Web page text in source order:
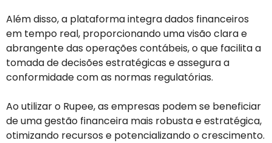
Além disso, a plataforma integra dados financeiros
em tempo real, proporcionando uma visão clara e
abrangente das operações contábeis, o que facilita a
tomada de decisões estratégicas e assegura a
conformidade com as normas regulatórias.
Ao utilizar o Rupee, as empresas podem se beneficiar
de uma gestão financeira mais robusta e estratégica,
otimizando recursos e potencializando o crescimento.